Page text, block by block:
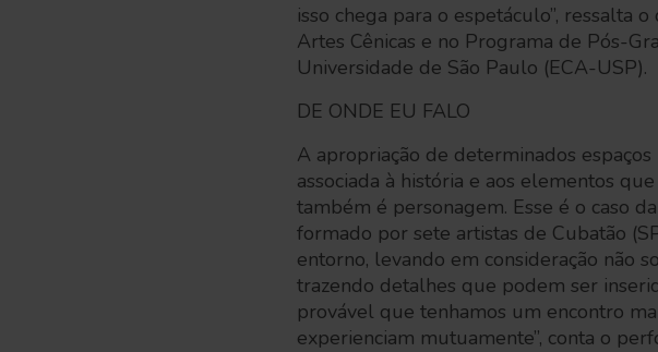
isso chega para o espetáculo”,
Artes Cênicas e no Programa de Pós-
Universidade de São Paulo (ECA-USP).
DE ONDE EU FALO
A apropriação de determinados
associada à história e aos elementos
também é personagem. Esse é o caso
formado por sete artistas de Cubatão
entorno, levando em consideração não
trazendo detalhes que podem ser
provável que tenhamos um encontro
experienciam mutuamente”, conta o